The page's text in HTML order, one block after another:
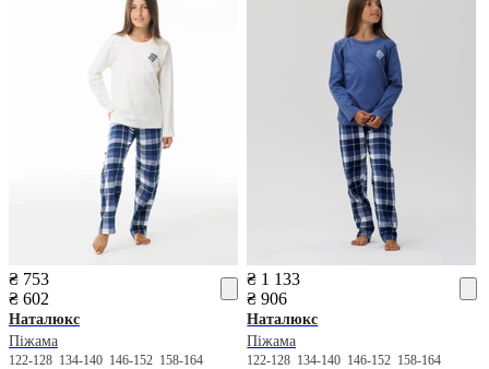
₴ 753
₴ 602
Наталюкс
Піжама
122-128 134-140 146-152 158-164
₴ 1 133
₴ 906
Наталюкс
Піжама
122-128 134-140 146-152 158-164